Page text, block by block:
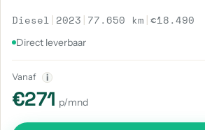
Diesel | 2023 | 77.650 km |€18.490
Direct leverbaar
Vanaf i
€271 p/mnd